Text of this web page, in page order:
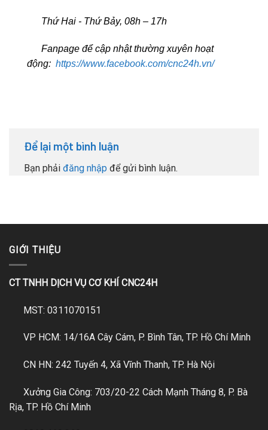
Thứ Hai - Thứ Bảy, 08h – 17h
Fanpage để cập nhật thường xuyên hoạt
động: https://www.facebook.com/cnc24h.vn/
Để lại một bình luận
Bạn phải đăng nhập để gửi bình luận.
GIỚI THIỆU
CT TNHH DỊCH VỤ CƠ KHÍ CNC24H
MST: 0311070151
VP HCM: 14/16A Cây Cám, P. Bình Tân, TP. Hồ Chí Minh
CN HN: 242 Tuyến 4, Xã Vĩnh Thanh, TP. Hà Nội
Xưởng Gia Công: 703/20-22 Cách Mạnh Tháng 8, P. Bà
Rịa, TP. Hồ Chí Minh